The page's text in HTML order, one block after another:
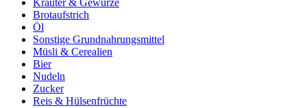
Kräuter & Gewürze
Brotaufstrich
Öl
Sonstige Grundnahrungsmittel
Müsli & Cerealien
Bier
Nudeln
Zucker
Reis & Hülsenfrüchte